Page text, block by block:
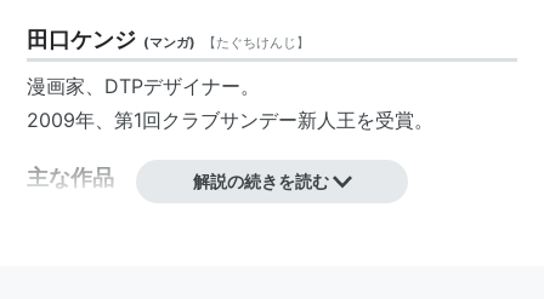
田口ケンジ (マンガ) 【たぐちけんじ 】
漫画家、DTPデザイナー。
2009年、第1回クラブサンデー新人王を受賞。
主な作品 解説の続きを読む